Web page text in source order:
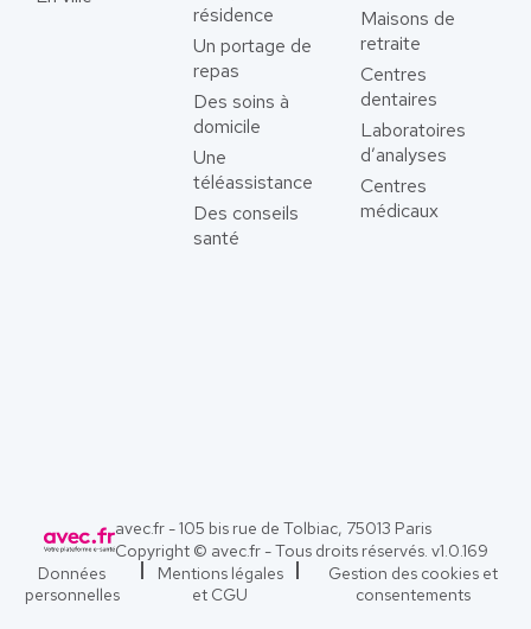
résidence
Un portage de
repas
Des soins à
domicile
Une
téléassistance
Des conseils
santé
Maisons de
retraite
Centres
dentaires
Laboratoires
d’analyses
Centres
médicaux
avec.fr - 105 bis rue de Tolbiac, 75013 Paris
Copyright © avec.fr - Tous droits réservés. v1.0.169
Données
personnelles
Mentions légales
et CGU
Gestion des cookies et
consentements